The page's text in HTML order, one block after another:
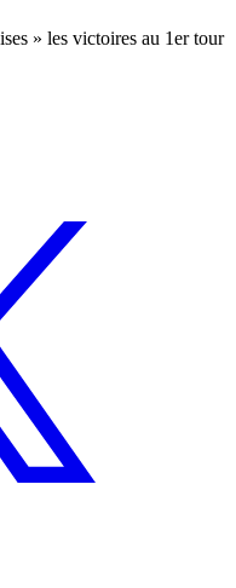
» les victoires au 1er tour